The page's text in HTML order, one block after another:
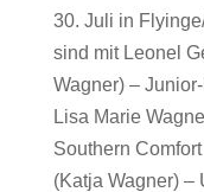
30. Juli in
sind mit Leonel
Wagner) –
Lisa Marie
Southern
(Katja Wagner) –